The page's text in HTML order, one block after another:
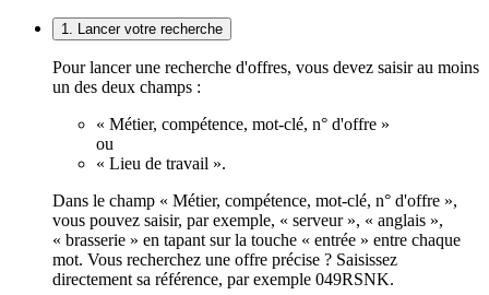
1. Lancer votre recherche
Pour lancer une recherche d'offres, vous devez saisir au moins
un des deux champs :
« Métier, compétence, mot-clé, n° d'offre »
ou
« Lieu de travail ».
Dans le champ « Métier, compétence, mot-clé, n° d'offre »,
vous pouvez saisir, par exemple, « serveur », « anglais »,
« brasserie » en tapant sur la touche « entrée » entre chaque
mot. Vous recherchez une offre précise ? Saisissez
directement sa référence, par exemple 049RSNK.